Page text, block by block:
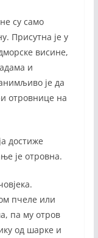
су само
Присутна је у
висине,
и
је да
отровнице на
достиже
је отровна.
пчеле или
па му отров
од шарке и